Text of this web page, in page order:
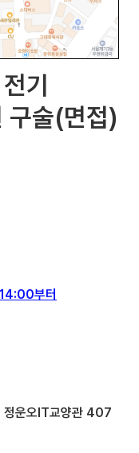
기
구술(면접)
부터
정운오IT교양관 407